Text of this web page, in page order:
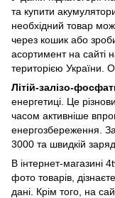
та купити
необхідний товар
через кошик або
асортимент на сайті
територією України.
Літій-залізо-
енергетиці. Це
часом активніше
енергозбереження.
3000 та швидкій
В інтернет-магазині
фото товарів,
дані. Крім того, на